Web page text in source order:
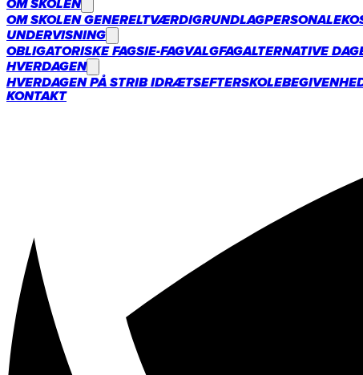
OM SKOLEN
OM SKOLEN GENERELTVÆRDIGRUNDLAGPERSONALE
UNDERVISNING
OBLIGATORISKE FAGSIE-FAGVALGFAGALTERNATIVE
HVERDAGEN
HVERDAGEN PÅ STRIB IDRÆTSEFTERSKOLE
KONTAKT